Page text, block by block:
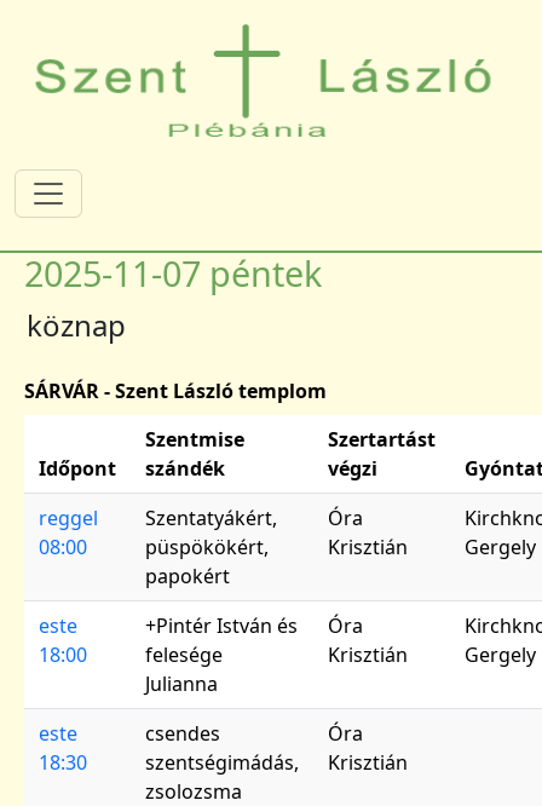
2025-11-07 péntek
köznap
SÁRVÁR - Szent László templom
Időpont
Szentmise
szándék
Szertartást
végzi
reggel
08:00
Szentatyákért,
püspökökért,
papokért
Óra
Krisztián
Gergely
este
18:00
+Pintér István és
felesége
Julianna
Óra
Krisztián
Gergely
este
18:30
csendes
szentségimádás,
zsolozsma
Óra
Krisztián